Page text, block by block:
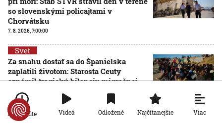
so slovenskými policajtami v
Chorvátsku
7. 8. 2026, 7:00:00
Svet
Za snahu dostať sa do Španielska
zaplatili životom: Starosta Ceuty
oznámil tragickú bilanciu migračnej
krízy
6. 8. 2026, 16:16:47
Svet
Po minúte Videá Odložené Najčítanejšie Viac